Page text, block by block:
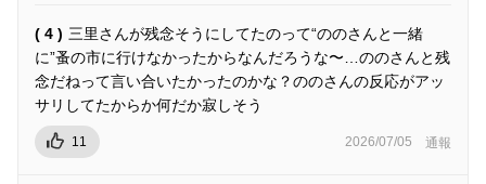
( 4 ) 三里さんが残念そうにしてたのって“ののさんと一緒
に”蚤の市に行けなかったからなんだろうな〜…ののさんと残
念だねって言い合いたかったのかな？ののさんの反応がアッ
サリしてたからか何だか寂しそう
11 2026/07/05 通報